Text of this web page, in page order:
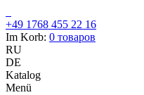
+49 1768 455 22 16
Im Korb: 0 товаров
RU
DE
Katalog
Menü